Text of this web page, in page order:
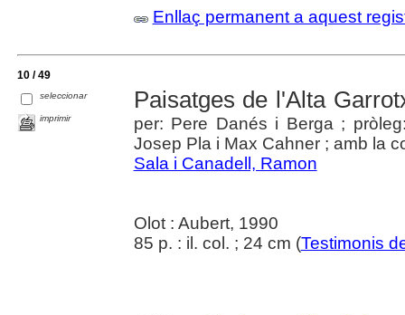
Enllaç permanent a aquest
10 / 49
seleccionar
imprimir
Paisatges de l'Alta
per: Pere Danés i Berga ;
Josep Pla i Max Cahner ; amb la
Sala i Canadell, Ramon
Olot : Aubert, 1990
85 p. : il. col. ; 24 cm (Testimonis